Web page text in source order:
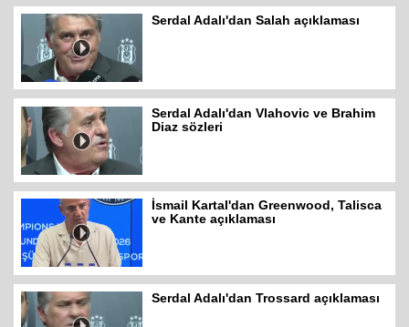
Serdal Adalı'dan Salah açıklaması
Serdal Adalı'dan Vlahovic ve Brahim
Diaz sözleri
İsmail Kartal'dan Greenwood, Talisca
ve Kante açıklaması
Serdal Adalı'dan Trossard açıklaması